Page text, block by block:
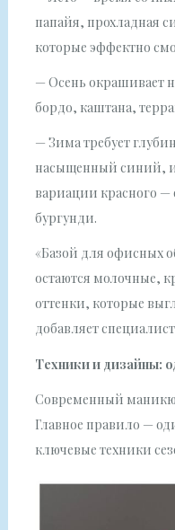
папайя, прохладная
которые эффектно
— Осень окрашивает
бордо, каштана,
— Зима требует
насыщенный синий,
вариации красного —
бургунди.
«Базой для офисных
остаются молочные,
оттенки, которые
добавляет
Техники и дизайны:
Современный
Главное правило —
ключевые техники